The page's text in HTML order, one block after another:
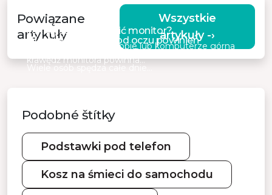
Powiązane
artykuły
Wszystkie
artykuły -›
Jak wysoko umieścić monitor?
Podczas pracy na laptopie lub komputerze górna
krawędź monitora powinna…
W jakiej odległości od oczu powinien
znajdować się monitor?
Wiele osób spędza całe dnie…
Podobné štítky
Podstawki pod telefon
Kosz na śmieci do samochodu